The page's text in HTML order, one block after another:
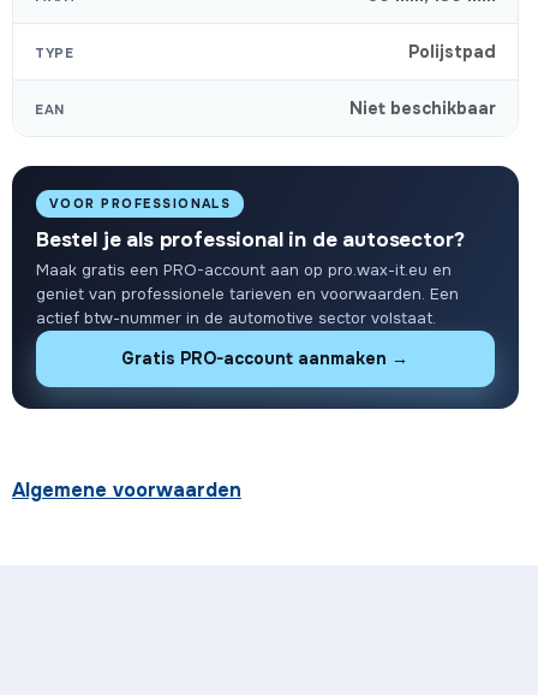
TYPE Polijstpad
EAN Niet beschikbaar
VOOR PROFESSIONALS
Bestel je als professional in de autosector?
Maak gratis een PRO-account aan op pro.wax-it.eu en
geniet van professionele tarieven en voorwaarden. Een
actief btw-nummer in de automotive sector volstaat.
Gratis PRO-account aanmaken →
Algemene voorwaarden